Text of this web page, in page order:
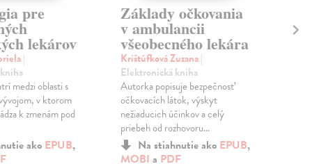
pre
lekárov
|
medzi oblasti s
v ktorom
k zmenám pod
ako EPUB,
Základy očkovania
v ambulancii
všeobecného lekára
Krištúfková Zuzana|
Elektronická kniha
Autorka popisuje bezpečnosť
očkovacích látok, výskyt
nežiaducich účinkov a celý
priebeh od rozhovoru...
Na stiahnutie ako EPUB,
MOBI a PDF